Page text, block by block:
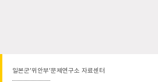
일본군’위안부’문제연구소 자료센터